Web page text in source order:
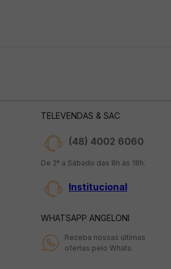
TELEVENDAS & SAC
(48) 4002 6060
De 2ª a Sábado das 8h às 18h.
Institucional
WHATSAPP ANGELONI
Receba nossas últimas
ofertas pelo Whats.